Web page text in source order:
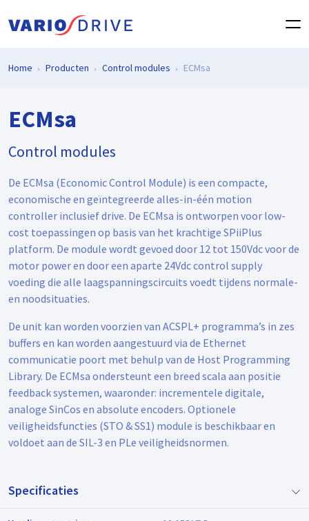
Home Producten Control modules ECMsa
ECMsa
Control modules
De ECMsa (Economic Control Module) is een compacte,
economische en geïntegreerde alles-in-één motion
controller inclusief drive. De ECMsa is ontworpen voor low-
cost toepassingen op basis van het krachtige SPiiPlus
platform. De module wordt gevoed door 12 tot 150Vdc voor de
motor power en door een aparte 24Vdc control supply
voeding die alle laagspanningscircuits voedt tijdens normale-
en noodsituaties.
De unit kan worden voorzien van ACSPL+ programma’s in zes
buffers en kan worden aangestuurd via de Ethernet
communicatie poort met behulp van de Host Programming
Library. De ECMsa ondersteunt een breed scala aan positie
feedback systemen, waaronder: incrementele digitale,
analoge SinCos en absolute encoders. Optionele
veiligheidsfuncties (STO & SS1) module is beschikbaar en
voldoet aan de SIL-3 en PLe veiligheidsnormen.
Specificaties